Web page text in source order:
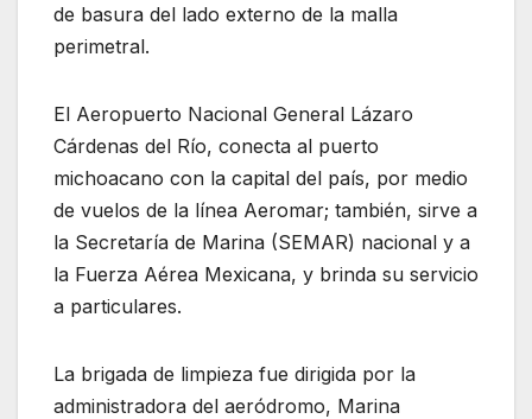
de basura del lado externo de la malla
perimetral.
El Aeropuerto Nacional General Lázaro
Cárdenas del Río, conecta al puerto
michoacano con la capital del país, por medio
de vuelos de la línea Aeromar; también, sirve a
la Secretaría de Marina (SEMAR) nacional y a
la Fuerza Aérea Mexicana, y brinda su servicio
a particulares.
La brigada de limpieza fue dirigida por la
administradora del aeródromo, Marina